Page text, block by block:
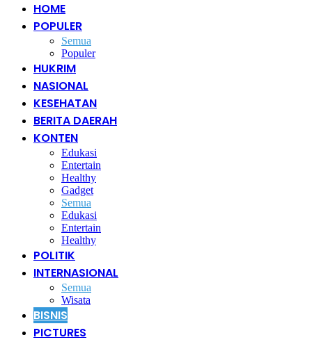
HOME
POPULER
Semua
Populer
HUKRIM
NASIONAL
KESEHATAN
BERITA DAERAH
KONTEN
Edukasi
Entertain
Healthy
Gadget
Semua
Edukasi
Entertain
Healthy
POLITIK
INTERNASIONAL
Semua
Wisata
BISNIS
PICTURES